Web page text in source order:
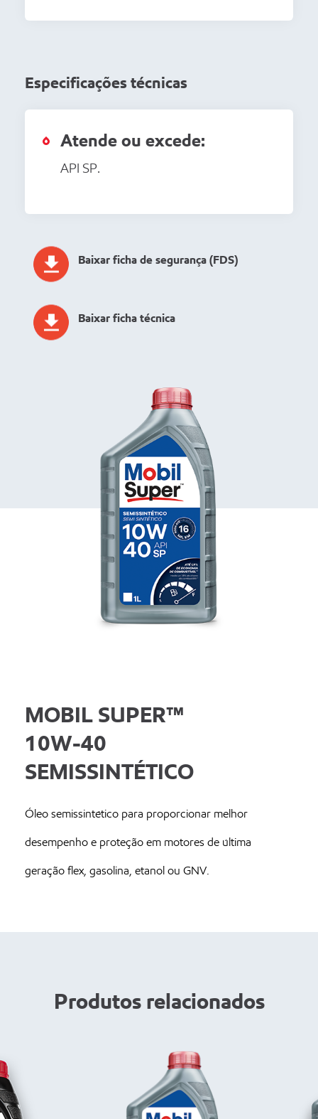
Especificações técnicas
Atende ou excede:
API SP.
Baixar ficha de segurança (FDS)
Baixar ficha técnica
MOBIL SUPER™
10W-40
SEMISSINTÉTICO
Óleo semissintético para proporcionar melhor
desempenho e proteção em motores de última
geração flex, gasolina, etanol ou GNV.
Produtos relacionados